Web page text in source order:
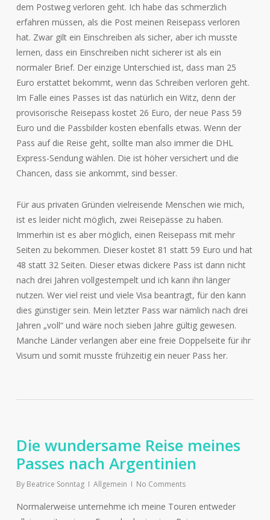
dem Postweg verloren geht. Ich habe das schmerzlich
erfahren müssen, als die Post meinen Reisepass verloren
hat. Zwar gilt ein Einschreiben als sicher, aber ich musste
lernen, dass ein Einschreiben nicht sicherer ist als ein
normaler Brief. Der einzige Unterschied ist, dass man 25
Euro erstattet bekommt, wenn das Schreiben verloren geht.
Im Falle eines Passes ist das natürlich ein Witz, denn der
provisorische Reisepass kostet 26 Euro, der neue Pass 59
Euro und die Passbilder kosten ebenfalls etwas. Wenn der
Pass auf die Reise geht, sollte man also immer die DHL
Express-Sendung wählen. Die ist höher versichert und die
Chancen, dass sie ankommt, sind besser.
Für aus privaten Gründen vielreisende Menschen wie mich,
ist es leider nicht möglich, zwei Reisepässe zu haben.
Immerhin ist es aber möglich, einen Reisepass mit mehr
Seiten zu bekommen. Dieser kostet 81 statt 59 Euro und hat
48 statt 32 Seiten. Dieser etwas dickere Pass ist dann nicht
nach drei Jahren vollgestempelt und ich kann ihn länger
nutzen. Wer viel reist und viele Visa beantragt, für den kann
dies günstiger sein. Mein letzter Pass war nämlich nach drei
Jahren „voll“ und wäre noch sieben Jahre gültig gewesen.
Manche Länder verlangen aber eine freie Doppelseite für ihr
Visum und somit musste frühzeitig ein neuer Pass her.
Die wundersame Reise meines
Passes nach Argentinien
By Beatrice Sonntag Allgemein No Comments
Normalerweise unternehme ich meine Touren entweder